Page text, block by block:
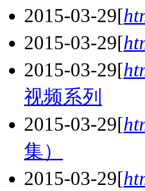
2015-03-29[
2015-03-29[
2015-03-29[
视频系列
2015-03-29[
集）
2015-03-29[